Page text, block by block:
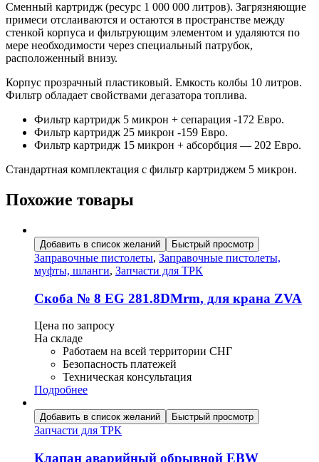
Сменный картридж (ресурс 1 000 000 литров). Загрязняющие
примеси отслаиваются и остаются в пространстве между
стенкой корпуса и фильтрующим элементом и удаляются по
мере необходимости через специальный патрубок,
расположенный внизу.
Корпус прозрачный пластиковый. Емкость колбы 10 литров.
Фильтр обладает свойствами дегазатора топлива.
Фильтр картридж 5 микрон + сепарация -172 Евро.
Фильтр картридж 25 микрон -159 Евро.
Фильтр картридж 15 микрон + абсорбция — 202 Евро.
Стандартная комплектация с фильтр картриджем 5 микрон.
Похожие товары
Добавить в список желаний Быстрый просмотр
Заправочные пистолеты, Заправочные пистолеты,
муфты, шланги, Запчасти для ТРК
Скоба № 8 EG 281.8DMrm, для крана ZVA
Цена по запросу
На складе
Работаем на всей территории СНГ
Безопасность платежей
Техническая консультация
Подробнее
Добавить в список желаний Быстрый просмотр
Запчасти для ТРК
Клапан аварийный обрывной EBW